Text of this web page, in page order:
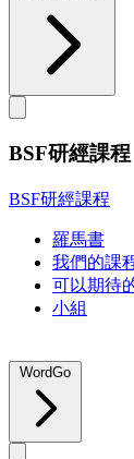
BSF研經課程
BSF研經課程
羅馬書
我們的課
可以期待
小組
WordGo